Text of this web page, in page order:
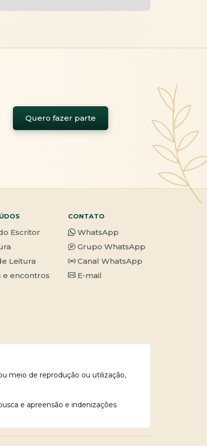
Quero fazer parte
Escritor
Leitura
e encontros
CONTATO
WhatsApp
Grupo WhatsApp
Canal WhatsApp
E-mail
meio de reprodução ou utilização,
e apreensão e indenizações